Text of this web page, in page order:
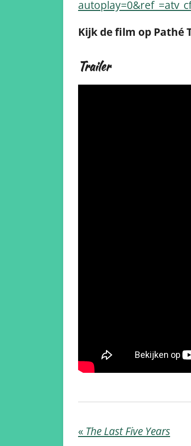
Kijk de film op Pathé
Trailer
« The Last Five Years